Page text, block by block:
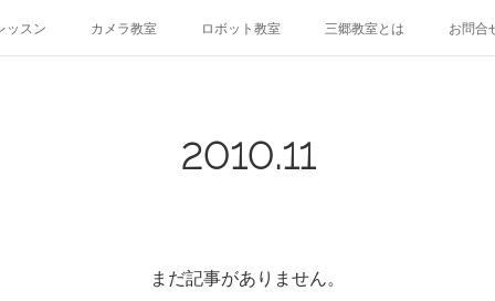
ッスン カメラ教室 ロボット教室 三郷教室とは お問合
2010.11
まだ記事がありません。